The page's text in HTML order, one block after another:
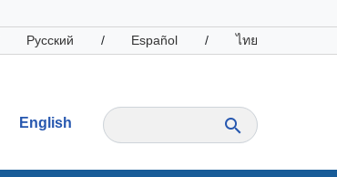
Русский / Español / ไทย
English